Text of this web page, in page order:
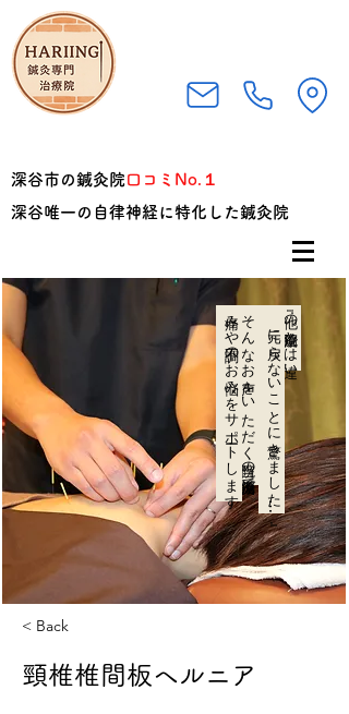
深谷市の鍼灸院 口コミNo.１
深谷唯一の自律神経に特化した鍼灸院
​そんなお声をいただく当院の鍼灸治療で
​痛みや不調のお悩みをサポートします 『他の治療院とは違い
元に戻らないことに驚きました…』
< Back
頸椎椎間板ヘルニア